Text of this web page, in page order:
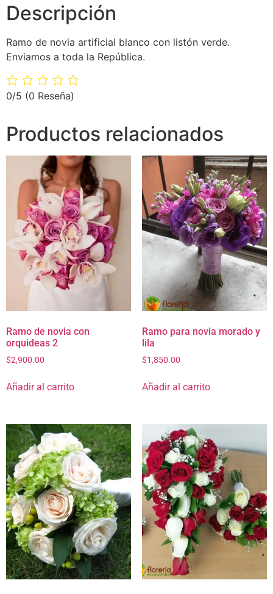
Descripción
Ramo de novia artificial blanco con listón verde.
Enviamos a toda la República.
0/5 (0 Reseña)
Productos relacionados
Ramo de novia con
orquideas 2
$2,900.00
Añadir al carrito
Ramo para novia morado y
lila
$1,850.00
Añadir al carrito